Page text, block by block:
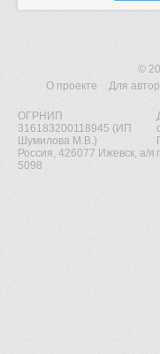
©
О проекте
Для
ОГРНИП
316183200118945 (ИП
Шумилова М.В.)
Россия, 426077 Ижевск, а/я
5098